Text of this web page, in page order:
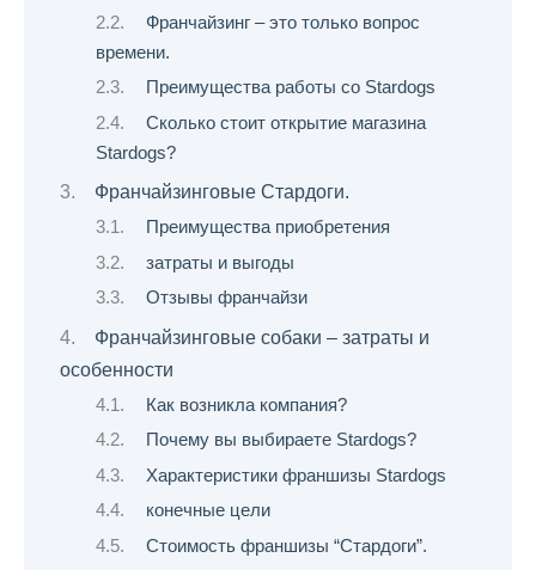
Франчайзинг – это только вопрос
времени.
Преимущества работы со Stardogs
Сколько стоит открытие магазина
Stardogs?
Франчайзинговые Стардоги.
Преимущества приобретения
затраты и выгоды
Отзывы франчайзи
Франчайзинговые собаки – затраты и
особенности
Как возникла компания?
Почему вы выбираете Stardogs?
Характеристики франшизы Stardogs
конечные цели
Стоимость франшизы “Стардоги”.